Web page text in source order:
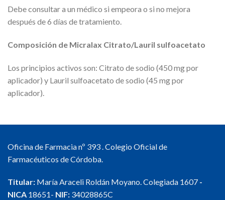
Debe consultar a un médico si empeora o si no mejora
después de 6 días de tratamiento.
Composición de Micralax Citrato/Lauril sulfoacetato
Los principios activos son: Citrato de sodio (450 mg por
aplicador) y Lauril sulfoacetato de sodio (45 mg por
aplicador).
Oficina de Farmacia nº 393 . Colegio Oficial de
Farmacéuticos de Córdoba.
Titular: María Araceli Roldán Moyano. Colegiada 1607 -
NICA 18651- NIF: 34028865C